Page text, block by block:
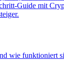
Guide mit
wie funktioniert